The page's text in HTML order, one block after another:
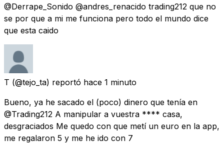
@Derrape_Sonido @andres_renacido trading212 que no
se por que a mi me funciona pero todo el mundo dice
que esta caido
T (@tejo_ta) reportó hace 1 minuto
Bueno, ya he sacado el (poco) dinero que tenía en
@Trading212 A manipular a vuestra **** casa,
desgraciados Me quedo con que metí un euro en la app,
me regalaron 5 y me he ido con 7